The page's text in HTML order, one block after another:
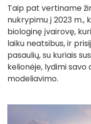
Taip pat vertiname
nukrypimu į 2023 m.,
biologinę įvairovę,
laiku neatsibus, ir
pasaulių, su kuriais
kelionėje, lydimi
modeliavimo.